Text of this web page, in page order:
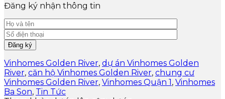
Đăng ký nhận thông tin
Vinhomes Golden River, dự án Vinhomes Golden
River, căn hộ Vinhomes Golden River, chung cư
Vinhomes Golden River, Vinhomes Quận 1, Vinhomes
Ba Son, Tin Tức